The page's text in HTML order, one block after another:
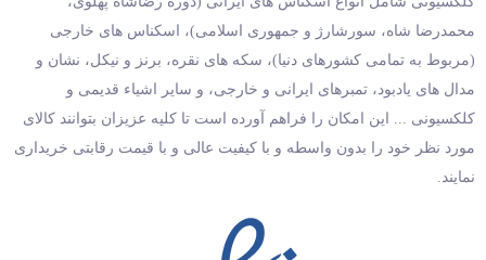
محمدرضا شاه، سورشارژ و جمهوری اسلامی)، اسکناس های خارجی
(مربوط به تمامی کشورهای دنیا)، سکه های نقره، برنز و نیکل، نشان و
مدال های یادبود، تمبرهای ایرانی و خارجی، و سایر اشیاء قدیمی و
کلکسیونی ... این امکان را فراهم آورده است تا کلیه عزیزان بتوانند کالای
مورد نظر خود را بدون واسطه و با کیفیت عالی و با قیمت رقابتی خریداری
نمایند.